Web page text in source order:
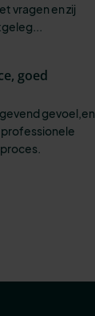
vragen en zij
goed
gevoel,en